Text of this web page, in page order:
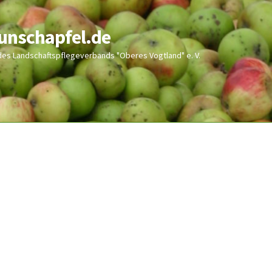
Landschaftspflegeverbands "Oberes Vogtland" e. V.